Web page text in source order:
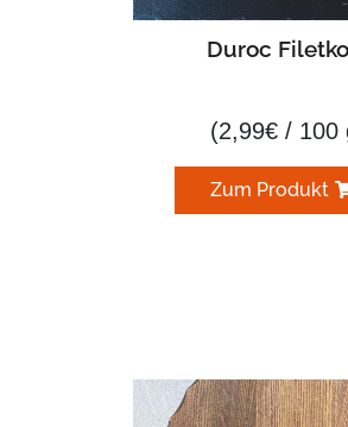
Duroc
(2,99€ / 100
Zum Produkt